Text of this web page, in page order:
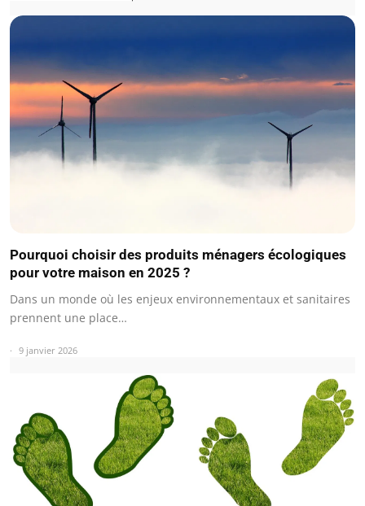
Pourquoi choisir des produits ménagers écologiques
pour votre maison en 2025 ?
Dans un monde où les enjeux environnementaux et sanitaires
prennent une place…
9 janvier 2026